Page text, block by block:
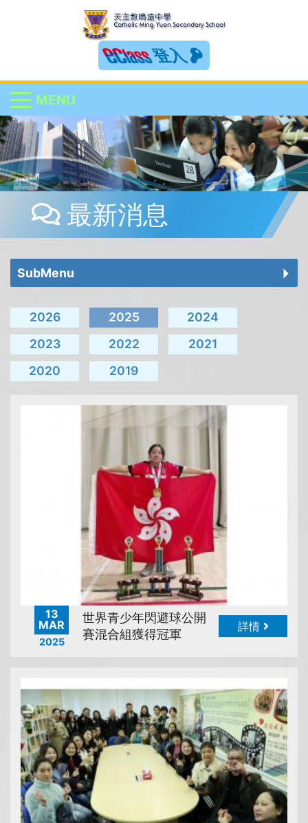
登入
MENU
最新消息
SubMenu
2026 2025
2024
2023
2022
2021
2020
2019
13
MAR
2025
世界青少年閃避球公開
賽混合組獲得冠軍
詳情